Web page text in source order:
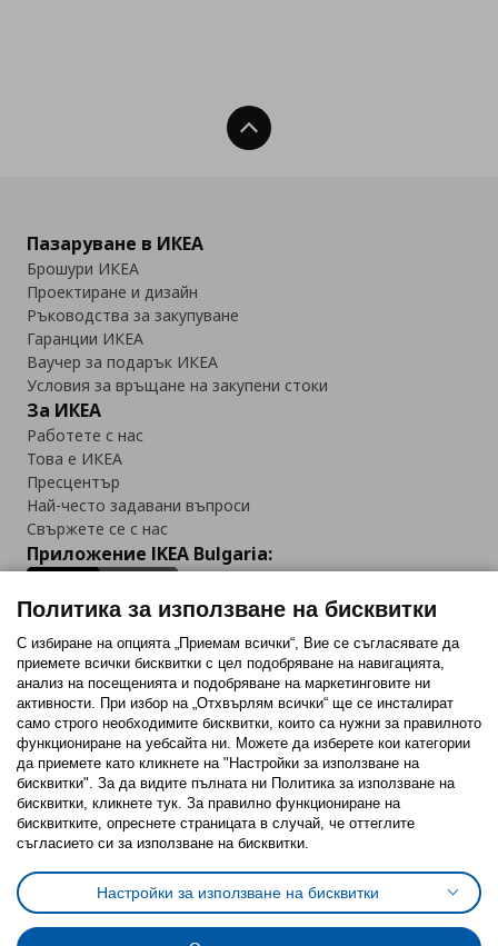
Нагоре
Пазаруване в ИКЕА
Брошури ИКЕА
Проектиране и дизайн
Ръководства за закупуване
Гаранции ИКЕА
Ваучер за подарък ИКЕА
Условия за връщане на закупени стоки
За ИКЕА
Работете с нас
Това е ИКЕА
Пресцентър
Най-често задавани въпроси
Свържете се с нас
Приложение IKEA Bulgaria:
Последвайте ни:
FacebookTwitterYoutubePinterestInstagram
Политика за използване на бисквитки (Cookies)
Избор на настройки за използване на бисквитки
Условия за ползване на ikea.bgОбща политика за личните данни
Политика за защита на личните данни на ikea.bg
Общи условия на програма IKEA Family
Политика за използване на бисквитки
С избиране на опцията „Приемам всички“, Вие се съгласявате да
приемете всички бисквитки с цел подобряване на навигацията,
анализ на посещенията и подобряване на маркетинговите ни
активности. При избор на „Отхвърлям всички“ ще се инсталират
само строго необходимитe бисквитки, които са нужни за правилното
функциониране на уебсайта ни. Можете да изберете кои категории
да приемете като кликнете на "Настройки за използване на
бисквитки". За да видите пълната ни Политика за използване на
бисквитки, кликнете тук. За правилно функциониране на
бисквитките, опреснете страницата в случай, че оттеглите
съгласието си за използване на бисквитки.
Настройки за използване на бисквитки